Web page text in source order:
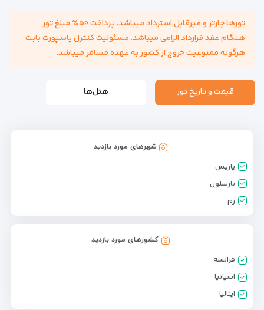
تورها چارتر و غیرقابل استرداد میباشد. پرداخت ۵۰٪ مبلغ تور
هنگام عقد قرارداد الزامی میباشد. مسئولیت کنترل پاسپورت بابت
هرگونه ممنوعیت خروج از کشور به عهده مسافر میباشد.
قیمت و تاریخ تور هتل‌ها
شهرهای مورد بازدید
پاریس
بارسلون
رم
کشورهای مورد بازدید
فرانسه
اسپانیا
ایتالیا